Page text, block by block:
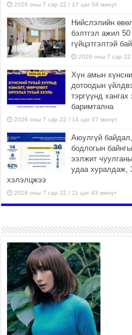
2026 оны 7 сар 22 / 17 цаг 04 минут
Нийслэлийн
бэлтгэл ажил
гүйцэтгэлтэй
2026 оны 7 сар 22
Хүн амын
дотоодын
тэргүүнд хангах
баримтална
2026 оны 7 сар 22 / 14 цаг 07 минут
Аюулгүй
бодлогын
ээлжит
удаа хуралдаж,
хэлэлцжээ
2026 оны 7 сар 22 / 11 цаг 43 минут
боломжтой-
төв” байгуулах
хувийн хэвшлийн түншлэлийн
ажиллахыг урьж байна
2026 оны 7 сар 22 / 9 цаг 28 минут
Б.Пүрэвдагва:
залуучууд
өнгөрүүлдэг,
ирдэг цэг болгоно